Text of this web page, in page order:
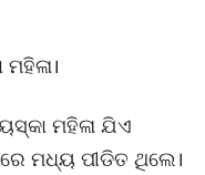
ମହିଳା ଯିଏ
ମଧ୍ୟ ପୀଡିତ ଥିଲେ।